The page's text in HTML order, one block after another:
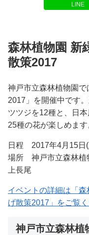
LINE
森林植物園 新
散策2017
神戸市立森林植物園
2017」を開催中です
ツツジを12種と、日
25種の花が楽しめます
日程 2017年4月15日
場所 神戸市立森林植
上長尾
イベントの詳細は「
げ散策2017」をご覧く
神戸市立森林植